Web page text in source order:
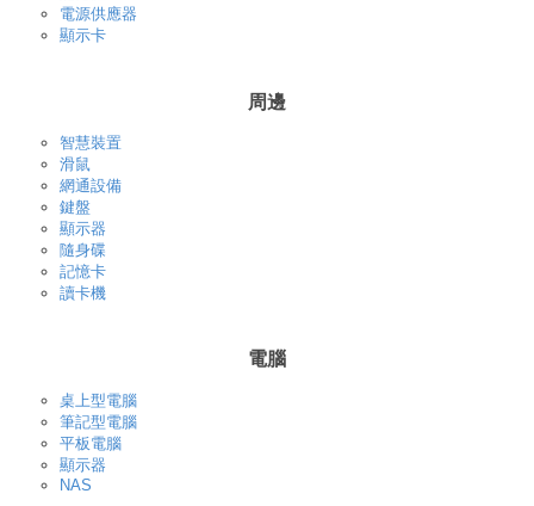
電源供應器
顯示卡
周邊
智慧裝置
滑鼠
網通設備
鍵盤
顯示器
隨身碟
記憶卡
讀卡機
電腦
桌上型電腦
筆記型電腦
平板電腦
顯示器
NAS